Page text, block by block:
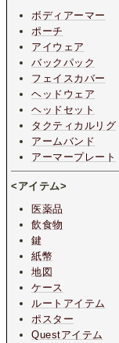
ボディアーマー
ポーチ
アイウェア
バックパック
フェイスカバー
ヘッドウェア
ヘッドセット
タクティカルリグ
アームバンド
アーマープレート
<アイテム>
医薬品
飲食物
鍵
紙幣
地図
ケース
ルートアイテム
ポスター
Questアイテム